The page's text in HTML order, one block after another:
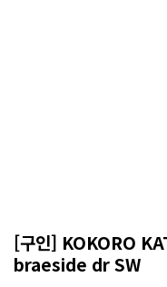
[구인] KOKORO
braeside dr SW